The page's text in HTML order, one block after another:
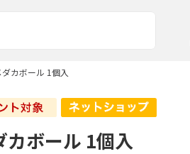
カボール 1個入
カボール 1個入